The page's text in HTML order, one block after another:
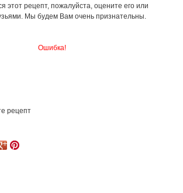
этот рецепт, пожалуйста, оцените его или
Мы будем Вам очень признательны.
Ошибка!
рецепт